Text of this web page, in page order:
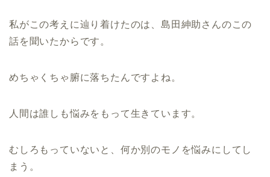
私がこの考えに辿り着けたのは、島田紳助さんのこの
話を聞いたからです。
めちゃくちゃ腑に落ちたんですよね。
人間は誰しも悩みをもって生きています。
むしろもっていないと、何か別のモノを悩みにしてし
まう。